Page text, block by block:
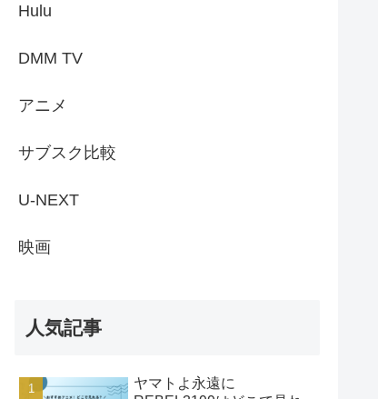
Hulu
DMM TV
アニメ
サブスク比較
U-NEXT
映画
人気記事
ヤマトよ永遠に